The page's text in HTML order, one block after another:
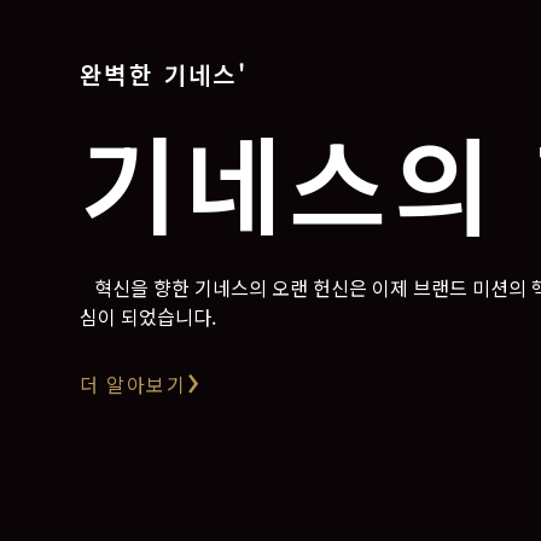
완벽한 기네스'
기네스의
혁신을 향한 기네스의 오랜 헌신은 이제 브랜드 미션의
심이 되었습니다.
더 알아보기